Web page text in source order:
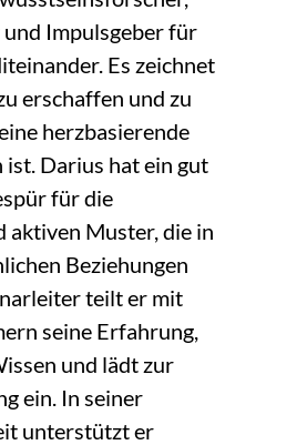
Impulsgeber für
Es zeichnet
erschaffen und zu
herzbasierende
Darius hat ein gut
für die
aktiven Muster, die in
Beziehungen
teilt er mit
seine Erfahrung,
und lädt zur
ein. In seiner
unterstützt er